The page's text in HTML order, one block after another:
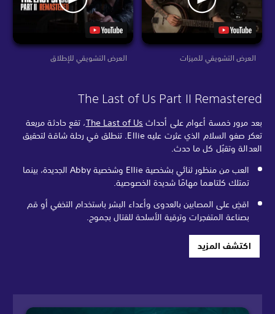
العرض التشويقي للإطلاق العرض التشويقي للميزات
The Last of Us Part II Remastered
بعد مرور خمسة أعوام على أحداث The Last of Us، تقع حادثة مريعة
تعكر صفو السلام الذي عثرت عليه Ellie. تنطلق في رحلة شاقة لتحقيق
العدالة وتقبُل كل ما حدث.
العب من منظور ثنائي بشخصية Ellie وشخصية Abby الجديدة، بينما
تمتلك كلتاهما مهامًا شديدة الخصوصية.
اقضِ على المصابين بالعدوى وأعداء البشر باستخدام التخفي أو قم
بصناعة المتفجرات وترقية الأسلحة للقتال بجموح.
اكتشف المزيد